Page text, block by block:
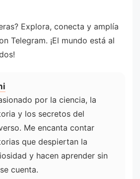
Explora, conecta y amplía
Telegram. ¡El mundo está al
por la ciencia, la
y los secretos del
Me encanta contar
que despiertan la
y hacen aprender sin
cuenta.